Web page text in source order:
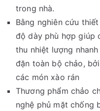
trong nhà.
Bằng nghiên cứu
độ dày phù hợp giúp
thu nhiệt lượng
đặn toàn bộ chảo,
các món xào rán
Thương phẩm chảo
nghệ phủ mặt chống